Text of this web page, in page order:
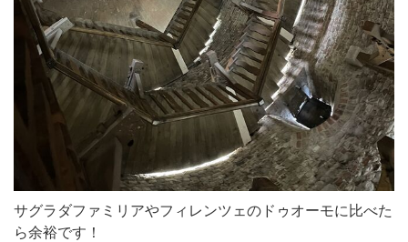
サグラダファミリアやフィレンツェのドゥオーモに比べた
ら余裕です！